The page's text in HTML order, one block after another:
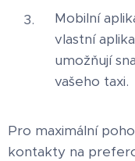
Mobilní
vlastní
umožňují
vašeho taxi.
Pro maximální
kontakty na